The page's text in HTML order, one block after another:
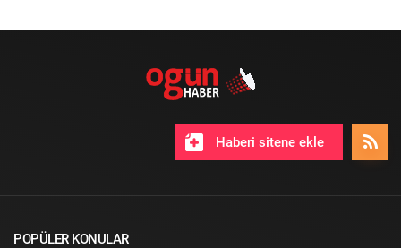
Haberi sitene ekle
POPÜLER KONULAR